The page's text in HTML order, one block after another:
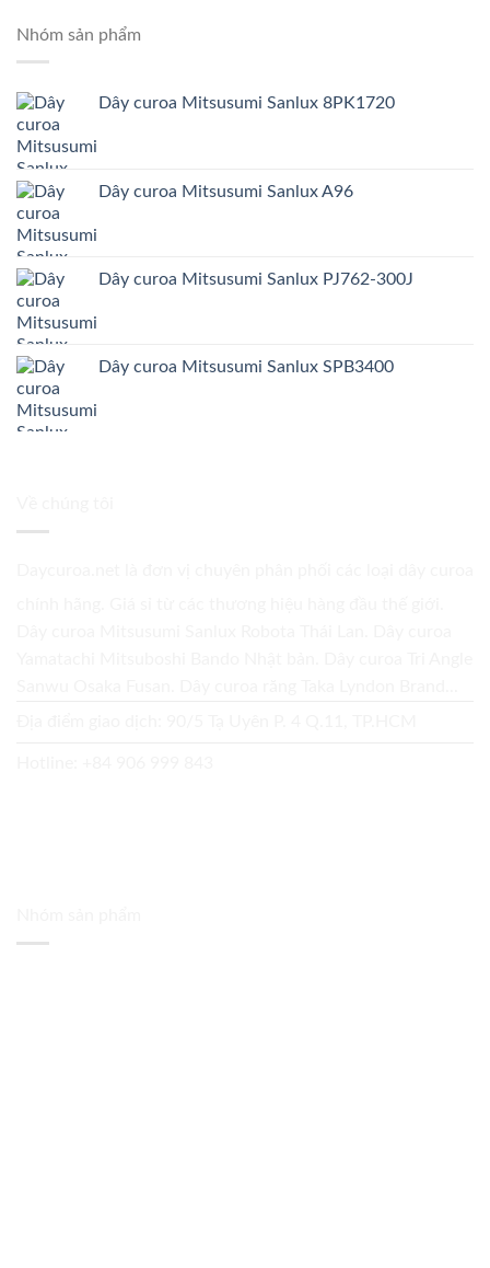
Nhóm sản phẩm
Dây curoa Mitsusumi Sanlux 8PK1720
Dây curoa Mitsusumi Sanlux A96
Dây curoa Mitsusumi Sanlux PJ762-300J
Dây curoa Mitsusumi Sanlux SPB3400